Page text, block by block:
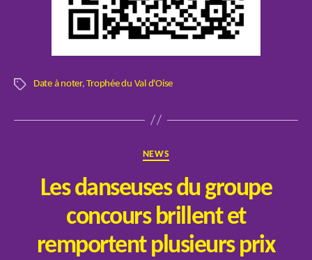
ÉtiquettesDate à noter,Trophée du Val d'Oise
Catégories
NEWS
Les danseuses du groupe
concours brillent et
remportent plusieurs prix
a